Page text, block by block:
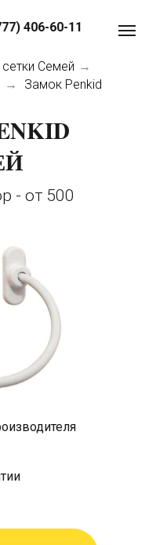
406-60-11
Семей →
→ Замок Penkid
- от 500